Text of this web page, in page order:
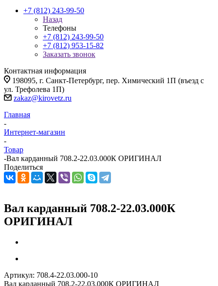
+7 (812) 243-99-50
Назад
Телефоны
+7 (812) 243-99-50
+7 (812) 953-15-82
Заказать звонок
Контактная информация
198095, г. Санкт-Петербург, пер. Химический 1П (въезд с
ул. Трефолева 1П)
zakaz@kirovetz.ru
Главная
-
Интернет-магазин
-
Товар
-Вал карданный 708.2-22.03.000К ОРИГИНАЛ
Поделиться
Вал карданный 708.2-22.03.000К
ОРИГИНАЛ
Артикул: 708.4-22.03.000-10
Вал карданный 708.2-22.03.000К ОРИГИНАЛ